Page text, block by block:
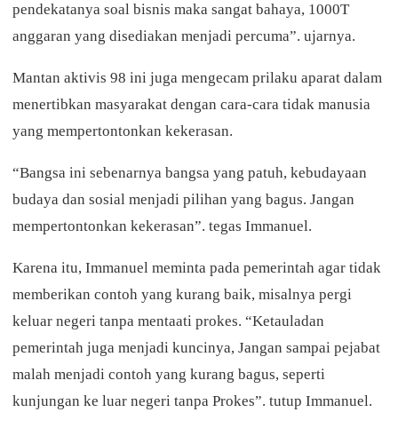
pendekatanya soal bisnis maka sangat bahaya, 1000T
anggaran yang disediakan menjadi percuma”. ujarnya.
Mantan aktivis 98 ini juga mengecam prilaku aparat dalam
menertibkan masyarakat dengan cara-cara tidak manusia
yang mempertontonkan kekerasan.
“Bangsa ini sebenarnya bangsa yang patuh, kebudayaan
budaya dan sosial menjadi pilihan yang bagus. Jangan
mempertontonkan kekerasan”. tegas Immanuel.
Karena itu, Immanuel meminta pada pemerintah agar tidak
memberikan contoh yang kurang baik, misalnya pergi
keluar negeri tanpa mentaati prokes. “Ketauladan
pemerintah juga menjadi kuncinya, Jangan sampai pejabat
malah menjadi contoh yang kurang bagus, seperti
kunjungan ke luar negeri tanpa Prokes”. tutup Immanuel.